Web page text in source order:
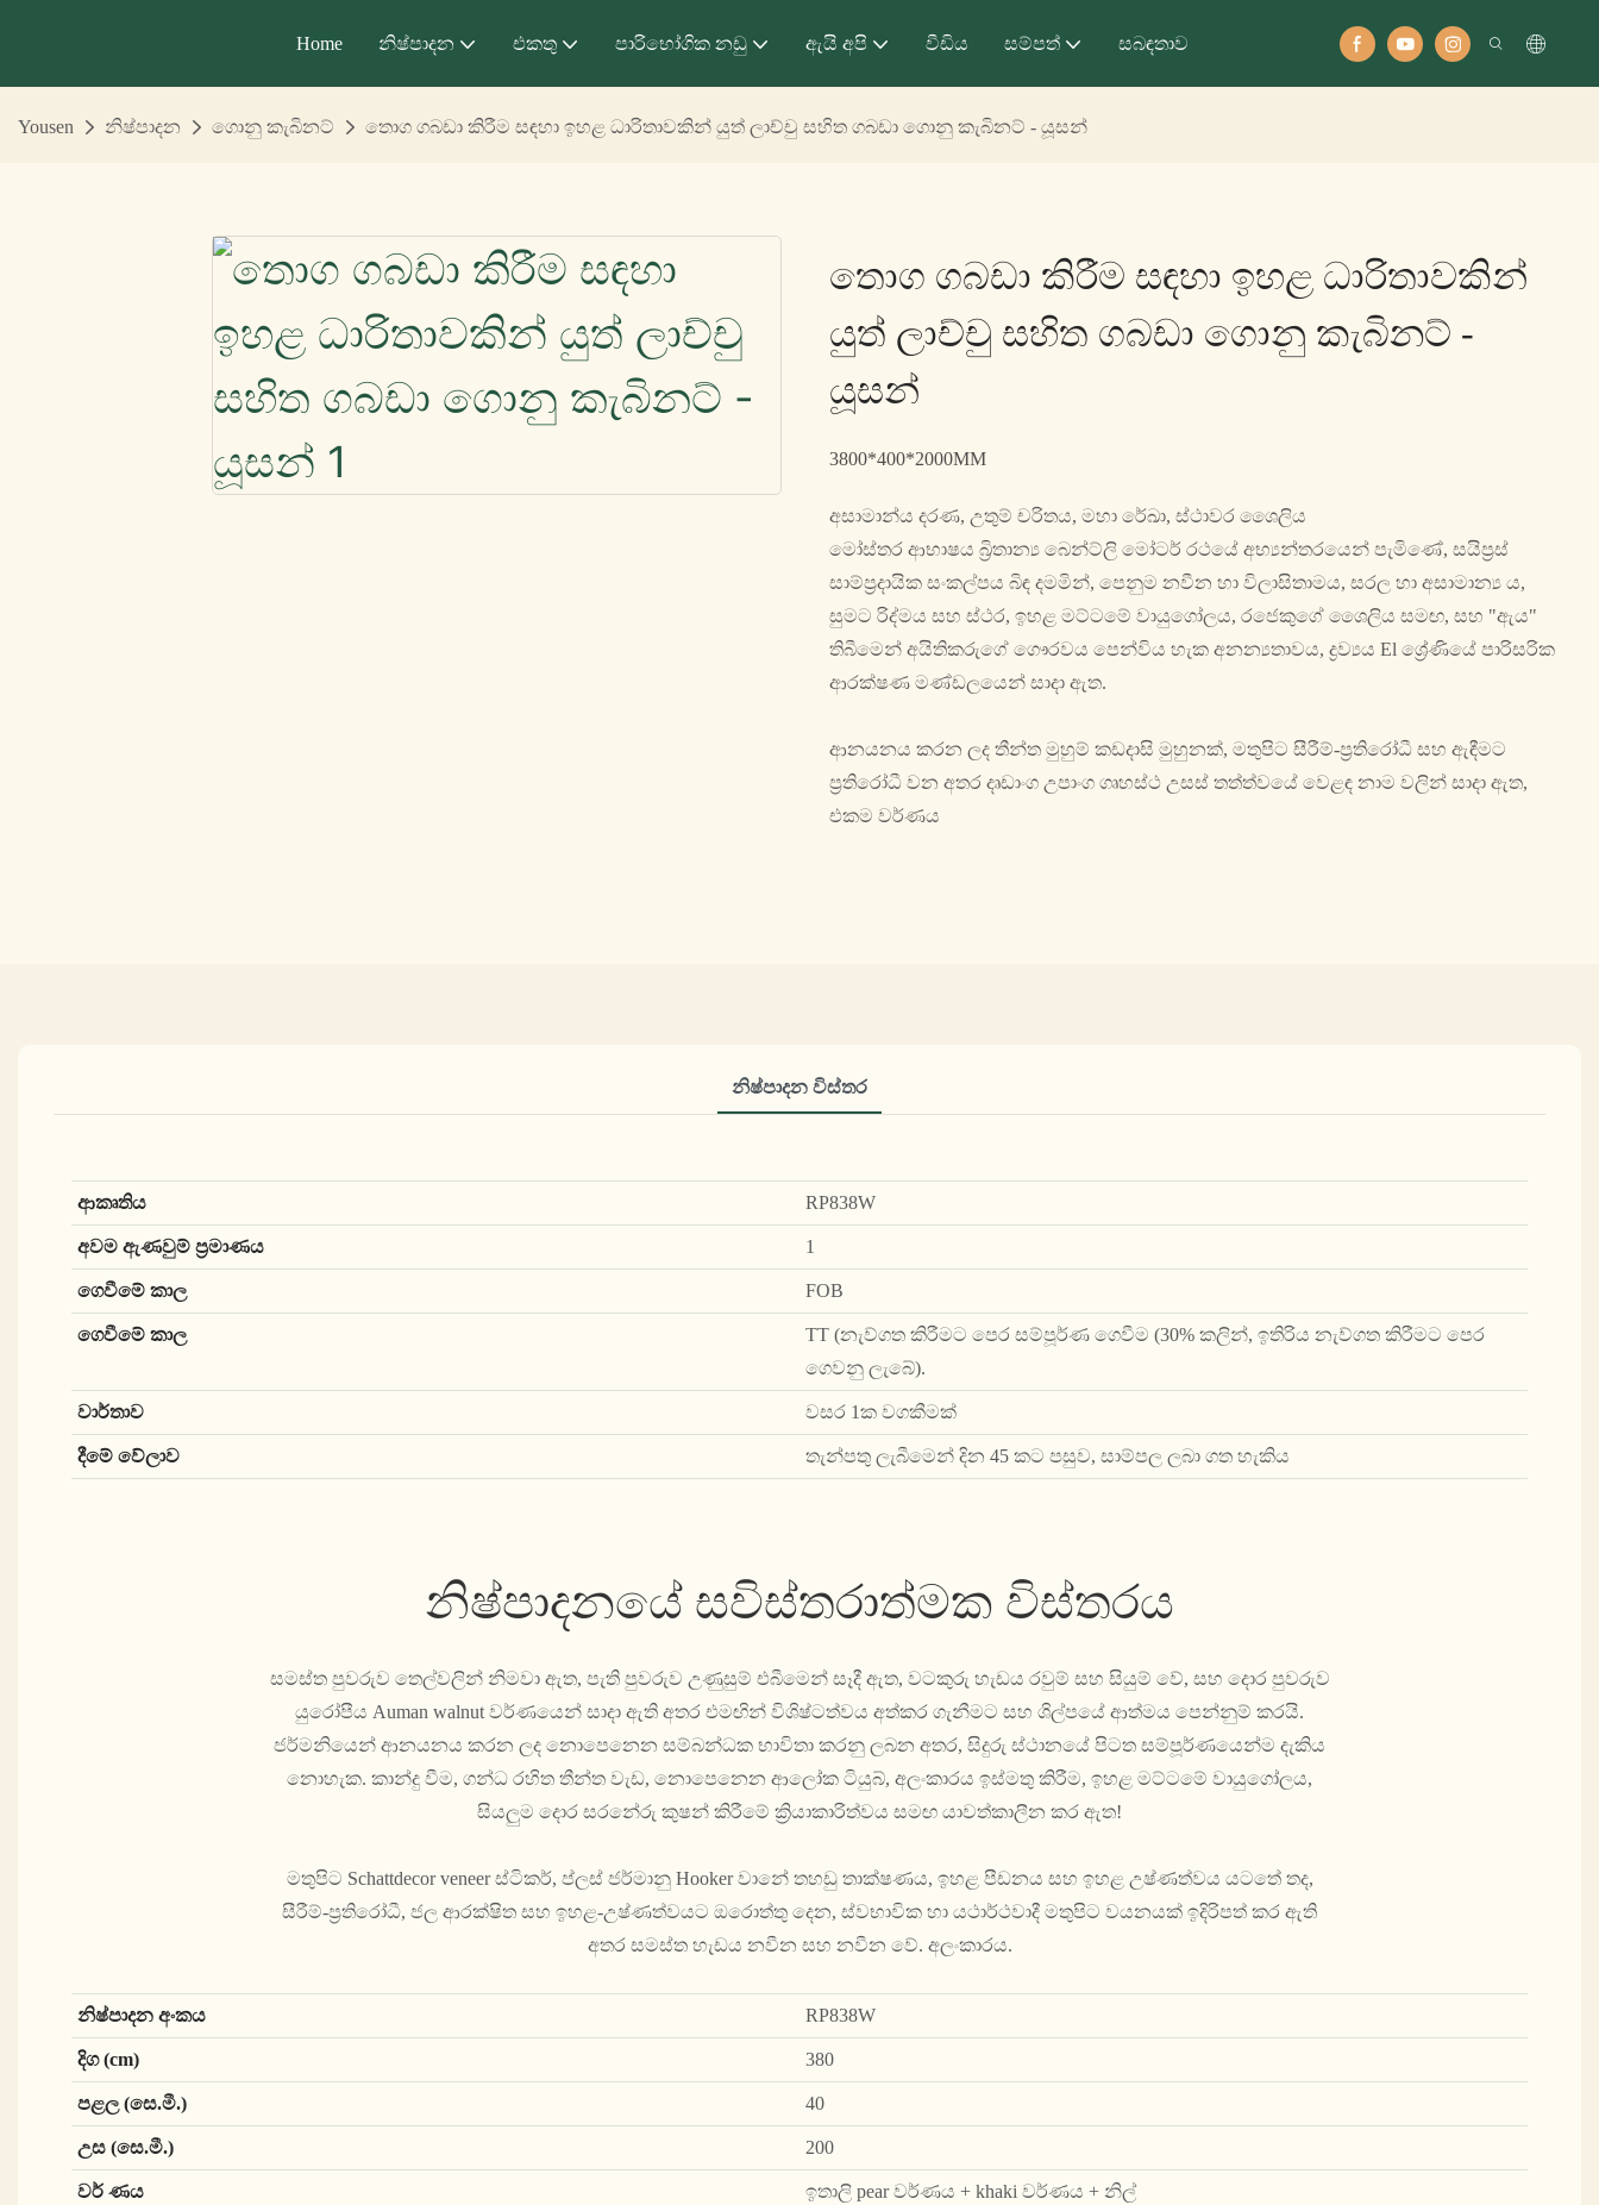
Home නිෂ්පාදන එකතු පාරිභෝගික නඩු ඇයි අපි වීඩිය සම්පත් සබඳතාව
Yousen නිෂ්පාදන ගොනු කැබිනට් තොග ගබඩා කිරීම සඳහා ඉහළ ධාරිතාවකින් යුත් ලාච්චු සහිත ගබඩා ගොනු කැබිනට් - යූසන්
තොග ගබඩා කිරීම සඳහා ඉහළ ධාරිතාවකින්
යුත් ලාච්චු සහිත ගබඩා ගොනු කැබිනට් -
යූසන්
3800*400*2000MM
අසාමාන්ය දරණ, උතුම් චරිතය, මහා රේඛා, ස්ථාවර ශෛලිය
මෝස්තර ආභාෂය බ්‍රිතාන්‍ය බෙන්ට්ලි මෝටර් රථයේ අභ්‍යන්තරයෙන් පැමිණේ, සයිප්‍රස්
සාම්ප්‍රදායික සංකල්පය බිඳ දමමින්, පෙනුම නවීන හා විලාසිතාමය, සරල හා අසාමාන්‍ය ය,
සුමට රිද්මය සහ ස්ථර, ඉහළ මට්ටමේ වායුගෝලය, රජෙකුගේ ශෛලිය සමඟ, සහ "ඇය"
තිබීමෙන් අයිතිකරුගේ ගෞරවය පෙන්විය හැක අනන්‍යතාවය, ද්‍රව්‍යය El ශ්‍රේණියේ පාරිසරික
ආරක්ෂණ මණ්ඩලයෙන් සාදා ඇත.
ආනයනය කරන ලද තීන්ත මුහුම් කඩදාසි මුහුනක්, මතුපිට සීරීම්-ප්‍රතිරෝධී සහ ඇඳීමට
ප්‍රතිරෝධී වන අතර දෘඩාංග උපාංග ගෘහස්ථ උසස් තත්ත්වයේ වෙළඳ නාම වලින් සාදා ඇත,
එකම වර්ණය
නිෂ්පාදන විස්තර
ආකෘතිය
RP838W
අවම ඇණවුම් ප්‍රමාණය
1
ගෙවීමේ කාල
FOB
ගෙවීමේ කාල
TT (නැව්ගත කිරීමට පෙර සම්පූර්ණ ගෙවීම (30% කලින්, ඉතිරිය නැව්ගත කිරීමට පෙර
ගෙවනු ලැබේ).
වාර්තාව
වසර 1ක වගකීමක්
දීමේ වේලාව
තැන්පතු ලැබීමෙන් දින 45 කට පසුව, සාම්පල ලබා ගත හැකිය
නිෂ්පාදනයේ සවිස්තරාත්මක විස්තරය
සමස්ත පුවරුව තෙල්වලින් නිමවා ඇත, පැති පුවරුව උණුසුම් එබීමෙන් සෑදී ඇත, වටකුරු හැඩය රවුම් සහ සියුම් වේ, සහ දොර පුවරුව
යුරෝපීය Auman walnut වර්ණයෙන් සාදා ඇති අතර එමඟින් විශිෂ්ටත්වය අත්කර ගැනීමට සහ ශිල්පයේ ආත්මය පෙන්නුම් කරයි.
ජර්මනියෙන් ආනයනය කරන ලද නොපෙනෙන සම්බන්ධක භාවිතා කරනු ලබන අතර, සිදුරු ස්ථානයේ පිටත සම්පූර්ණයෙන්ම දැකිය
නොහැක. කාන්දු වීම, ගන්ධ රහිත තීන්ත වැඩ, නොපෙනෙන ආලෝක ටියුබ්, අලංකාරය ඉස්මතු කිරීම, ඉහළ මට්ටමේ වායුගෝලය,
සියලුම දොර සරනේරු කුෂන් කිරීමේ ක්‍රියාකාරිත්වය සමඟ යාවත්කාලීන කර ඇත!
මතුපිට Schattdecor veneer ස්ටිකර්, ප්ලස් ජර්මානු Hooker වානේ තහඩු තාක්ෂණය, ඉහළ පීඩනය සහ ඉහළ උෂ්ණත්වය යටතේ තද,
සීරීම්-ප්‍රතිරෝධී, ජල ආරක්ෂිත සහ ඉහළ-උෂ්ණත්වයට ඔරොත්තු දෙන, ස්වභාවික හා යථාර්ථවාදී මතුපිට වයනයක් ඉදිරිපත් කර ඇති
අතර සමස්ත හැඩය නවීන සහ නවීන වේ. අලංකාරය.
නිෂ්පාදන අංකය
RP838W
දිග (cm)
380
පළල (සෙ.මී.)
40
උස (සෙ.මී.)
200
වර් ණය
ඉතාලි pear වර්ණය + khaki වර්ණය + නිල්